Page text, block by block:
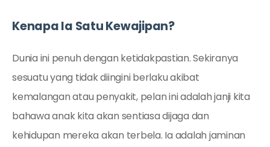
Kenapa Ia Satu Kewajipan?
Dunia ini penuh dengan ketidakpastian. Sekiranya
sesuatu yang tidak diingini berlaku akibat
kemalangan atau penyakit, pelan ini adalah janji kita
bahawa anak kita akan sentiasa dijaga dan
kehidupan mereka akan terbela. Ia adalah jaminan